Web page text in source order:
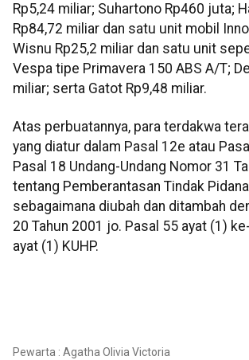
Rp5,24 miliar; Suhartono Rp460 juta;
Rp84,72 miliar dan satu unit mobil
Wisnu Rp25,2 miliar dan satu unit
Vespa tipe Primavera 150 ABS A/T;
miliar; serta Gatot Rp9,48 miliar.
Atas perbuatannya, para terdakwa
yang diatur dalam Pasal 12e atau
Pasal 18 Undang-Undang Nomor 31
tentang Pemberantasan Tindak
sebagaimana diubah dan ditambah
20 Tahun 2001 jo. Pasal 55 ayat (1)
ayat (1) KUHP.
Pewarta : Agatha Olivia Victoria